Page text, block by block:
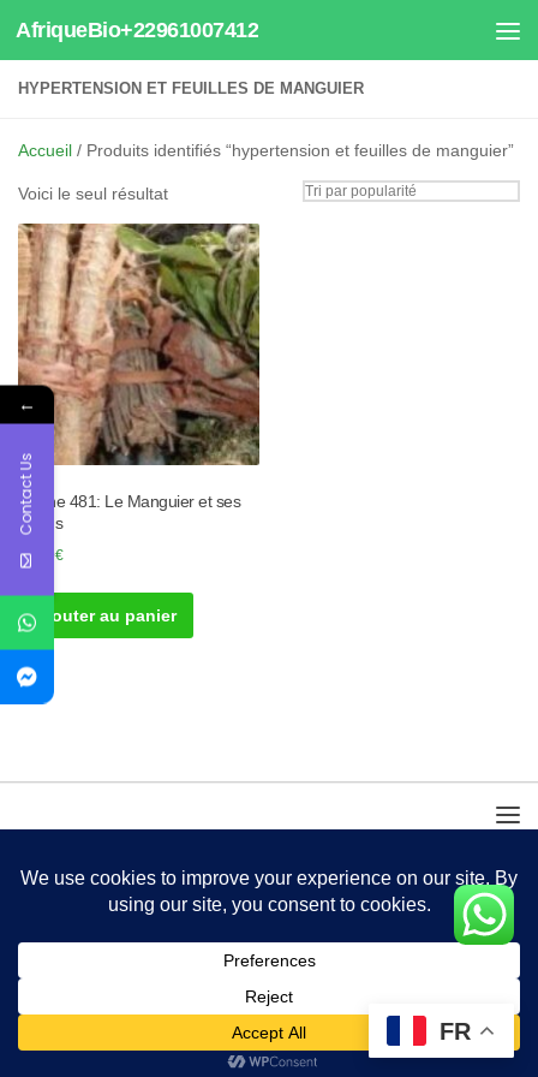
Au dessous du contenu
AfriqueBio+22961007412
HYPERTENSION ET FEUILLES DE MANGUIER
Accueil / Produits identifiés “hypertension et feuilles de manguier”
Voici le seul résultat
Tisane 481: Le Manguier et ses
Vertus
40.00€
Ajouter au panier
FR
←
Contact Us